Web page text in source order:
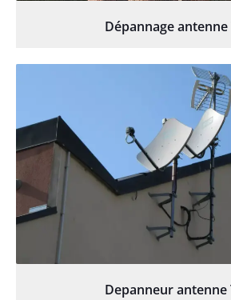
Dépannage antenne
Depanneur antenne